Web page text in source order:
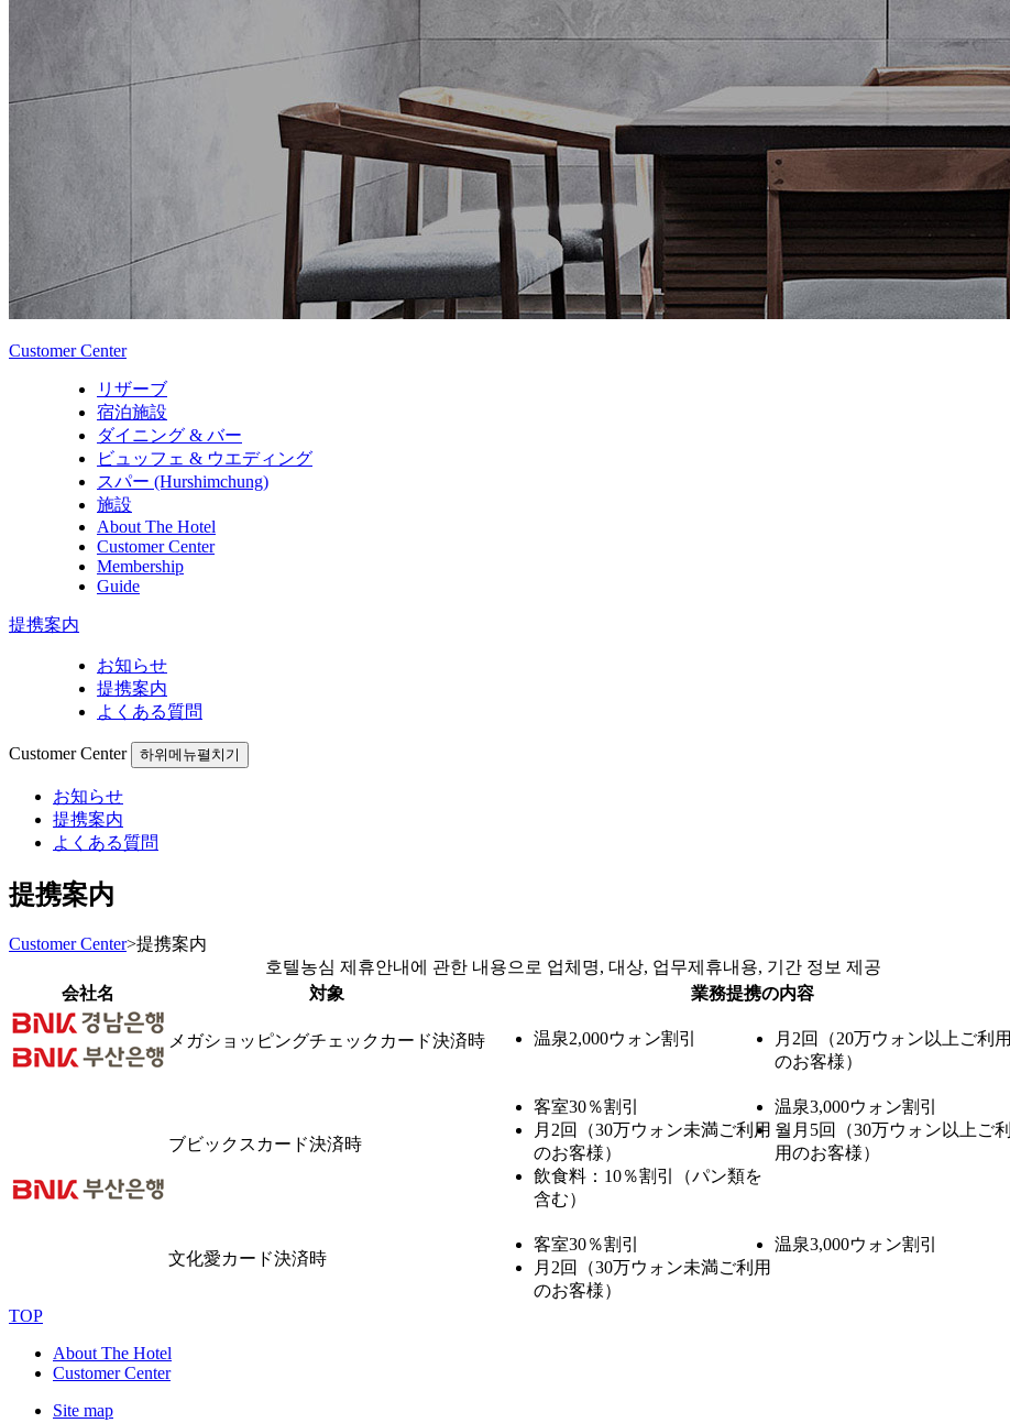
Customer Center
リザーブ
宿泊施設
ダイニング & バー
ビュッフェ & ウエディング
スパー (Hurshimchung)
施設
About The Hotel
Customer Center
Membership
Guide
提携案内
お知らせ
提携案内
よくある質問
Customer Center 하위메뉴펼치기
お知らせ
提携案内
よくある質問
提携案内
Customer Center>提携案内
호텔농심 제휴안내에 관한 내용으로 업체명, 대상, 업무제휴내용, 기간 정보 제공
会社名
対象 業務提携の内容
メガショッピングチェックカード決済時 温泉2,000ウォン割引
月2回（20万ウォン以上ご利用
のお客様）
ブビックスカード決済時
客室30％割引 温泉3,000ウォン割引
月2回（30万ウォン未満ご利用
のお客様）
월月5回（30万ウォン以上ご利
用のお客様）
飲食料： 10％割引（パン類を
含む）
文化愛カード決済時
客室30％割引 温泉3,000ウォン割引
月2回（30万ウォン未満ご利用
のお客様）
TOP
About The Hotel
Customer Center
Site map